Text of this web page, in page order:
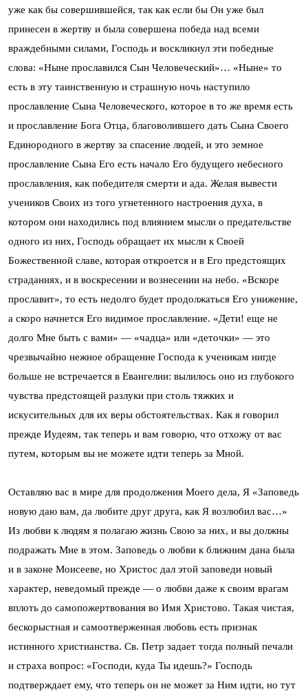
уже как бы совершившейся, так как если бы Он уже был
принесен в жертву и была совершена победа над всеми
враждебными силами, Господь и воскликнул эти победные
слова: «Ныне прославился Сын Человеческий»… «Ныне» то
есть в эту таинственную и страшную ночь наступило
прославление Сына Человеческого, которое в то же время есть
и прославление Бога Отца, благоволившего дать Сына Своего
Единородного в жертву за спасение людей, и это земное
прославление Сына Его есть начало Его будущего небесного
прославления, как победителя смерти и ада. Желая вывести
учеников Своих из того угнетенного настроения духа, в
котором они находились под влиянием мысли о предательстве
одного из них, Господь обращает их мысли к Своей
Божественной славе, которая откроется и в Его предстоящих
страданиях, и в воскресении и вознесении на небо. «Вскоре
прославит», то есть недолго будет продолжаться Его унижение,
а скоро начнется Его видимое прославление. «Дети! еще не
долго Мне быть с вами» — «чадца» или «деточки» — это
чрезвычайно нежное обращение Господа к ученикам нигде
больше не встречается в Евангелии: вылилось оно из глубокого
чувства предстоящей разлуки при столь тяжких и
искусительных для их веры обстоятельствах. Как я говорил
прежде Иудеям, так теперь и вам говорю, что отхожу от вас
путем, которым вы не можете идти теперь за Мной.
Оставляю вас в мире для продолжения Моего дела, Я «Заповедь
новую даю вам, да любите друг друга, как Я возлюбил вас…»
Из любви к людям я полагаю жизнь Свою за них, и вы должны
подражать Мне в этом. Заповедь о любви к ближним дана была
и в законе Моисееве, но Христос дал этой заповеди новый
характер, неведомый прежде — о любви даже к своим врагам
вплоть до самопожертвования во Имя Христово. Такая чистая,
бескорыстная и самоотверженная любовь есть признак
истинного христианства. Св. Петр задает тогда полный печали
и страха вопрос: «Господи, куда Ты идешь?» Господь
подтверждает ему, что теперь он не может за Ним идти, но тут